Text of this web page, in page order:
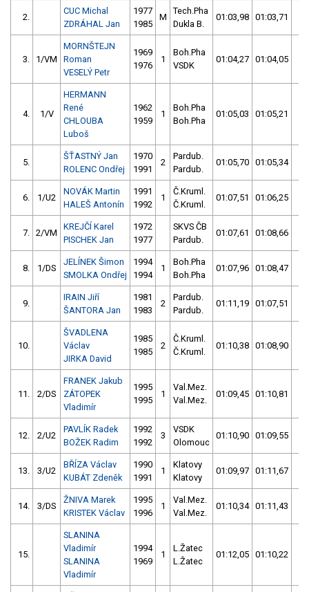
2.
CUC Michal
ZDRÁHAL Jan
1977
1985
M
Tech.Pha
Dukla B.
01:03,98 01:03,71
3. 1/VM
MORNŠTEJN
Roman
VESELÝ Petr
1969
1976
1
Boh.Pha
VSDK
01:04,27 01:04,05
4. 1/V
HERMANN
René
CHLOUBA
Luboš
1962
1959
1
Boh.Pha
Boh.Pha
01:05,03 01:05,21
5.
ŠŤASTNÝ Jan
ROLENC Ondřej
1970
1991
2
Pardub.
Pardub.
01:05,70 01:05,34
6. 1/U2
NOVÁK Martin
HALEŠ Antonín
1991
1992
1
Č.Kruml.
Č.Kruml.
01:07,51 01:06,25
7. 2/VM
KREJČÍ Karel
PISCHEK Jan
1972
1977
SKVS ČB
Pardub.
01:07,61 01:08,66
8. 1/DS
JELÍNEK Šimon
SMOLKA Ondřej
1994
1994
1
Boh.Pha
Boh.Pha
01:07,96 01:08,47
9.
IRAIN Jiří
ŠANTORA Jan
1981
1983
2
Pardub.
Pardub.
01:11,19 01:07,51
10.
ŠVADLENA
Václav
JIRKA David
1985
1985
2
Č.Kruml.
Č.Kruml.
01:10,38 01:08,90
11. 2/DS
FRANEK Jakub
ZÁTOPEK
Vladimír
1995
1995
1
Val.Mez.
Val.Mez.
01:09,45 01:10,81
12. 2/U2
PAVLÍK Radek
BOŽEK Radim
1992
1992
3
VSDK
Olomouc
01:10,90 01:09,55
13. 3/U2
BŘÍZA Václav
KUBÁT Zdeněk
1990
1991
1
Klatovy
Klatovy
01:09,97 01:11,67
14. 3/DS
ŽNIVA Marek
KRISTEK Václav
1995
1996
1
Val.Mez.
Val.Mez.
01:10,34 01:11,43
15.
SLANINA
Vladimír
SLANINA
Vladimír
1994
1969
1
L.Žatec
L.Žatec
01:12,05 01:10,22